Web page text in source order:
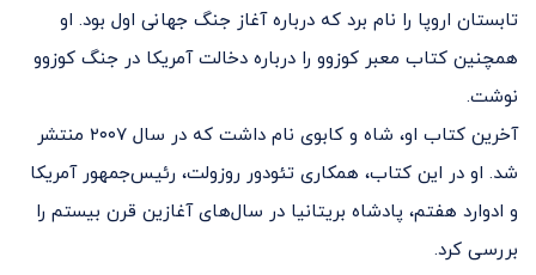
تابستان اروپا را نام برد که درباره آغاز جنگ جهانی اول بود. او
همچنین کتاب معبر کوزوو را درباره دخالت آمریکا در جنگ کوزوو
نوشت.
آخرین کتاب او، شاه و کابوی نام داشت که در سال ۲۰۰۷ منتشر
شد. او در این کتاب، همکاری تئودور روزولت، رئیس‌جمهور آمریکا
و ادوارد هفتم، پادشاه بریتانیا در سال‌های آغازین قرن بیستم را
بررسی کرد.